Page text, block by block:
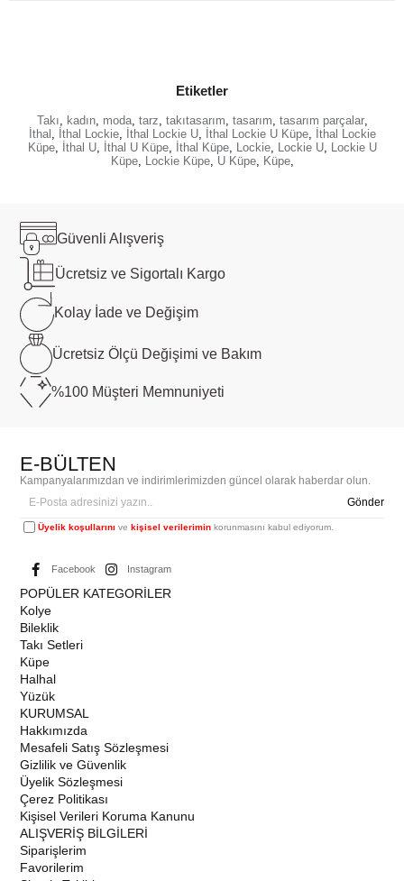
Etiketler
Takı, kadın, moda, tarz, takıtasarım, tasarım, tasarım parçalar,
İthal , İthal Lockie, İthal Lockie U, İthal Lockie U Küpe, İthal Lockie
Küpe, İthal U, İthal U Küpe, İthal Küpe, Lockie, Lockie U, Lockie U
Küpe, Lockie Küpe, U Küpe, Küpe,
Güvenli Alışveriş
Ücretsiz ve Sigortalı Kargo
Kolay İade ve Değişim
Ücretsiz Ölçü Değişimi ve Bakım
%100 Müşteri Memnuniyeti
E-BÜLTEN
Kampanyalarımızdan ve indirimlerimizden güncel olarak haberdar olun.
Gönder
Üyelik koşullarını vekişisel verilerimin korunmasını kabul ediyorum.
Facebook Instagram
POPÜLER KATEGORİLER
Kolye
Bileklik
Takı Setleri
Küpe
Halhal
Yüzük
KURUMSAL
Hakkımızda
Mesafeli Satış Sözleşmesi
Gizlilik ve Güvenlik
Üyelik Sözleşmesi
Çerez Politikası
Kişisel Verileri Koruma Kanunu
ALIŞVERİŞ BİLGİLERİ
Siparişlerim
Favorilerim